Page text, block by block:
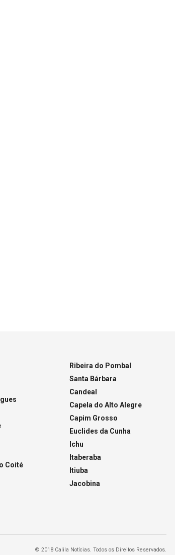
Coité
Ribeira do Pombal
Santa Bárbara
Candeal
Capela do Alto Alegre
Capim Grosso
Euclides da Cunha
Ichu
Itaberaba
Itiuba
Jacobina
© 2018 Calila Notícias. Todos os Direitos Reservados.